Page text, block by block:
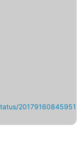
20179160845951